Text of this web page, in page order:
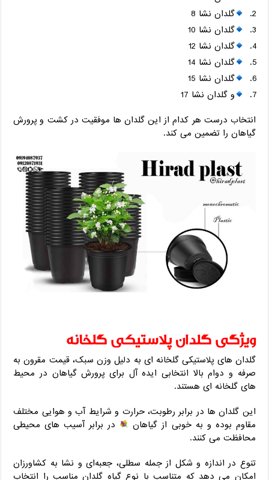
گلدان نشا 8
گلدان نشا 10
گلدان نشا 12
گلدان نشا 14
گلدان نشا 15
و گلدان نشا 17
انتخاب درست هر کدام از این گلدان ها موفقیت در کشت و پرورش
گیاهان را تضمین می کند.
ویژگی گلدان پلاستیکی گلخانه
گلدان های پلاستیکی گلخانه ای به دلیل وزن سبک، قیمت مقرون به
صرفه و دوام بالا انتخابی ایده آل برای پرورش گیاهان در محیط
های گلخانه ای هستند.
این گلدان ها در برابر رطوبت، حرارت و شرایط آب و هوایی مختلف
مقاوم بوده و به خوبی از گیاهان
در برابر آسیب های محیطی
محافظت می کنند.
تنوع در اندازه و شکل از جمله سطلی، جعبه‌ای و نشا به کشاورزان
امکان می دهد که متناسب با نوع گیاه گلدان مناسب را انتخاب